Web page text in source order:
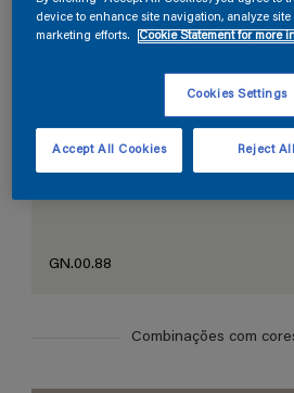
GN.00.88
Combinações com
device to enhance site navigation, analyze
marketing efforts.
Cookie Statement for more
Cookies Settings
Reject All
Accept All Cookies